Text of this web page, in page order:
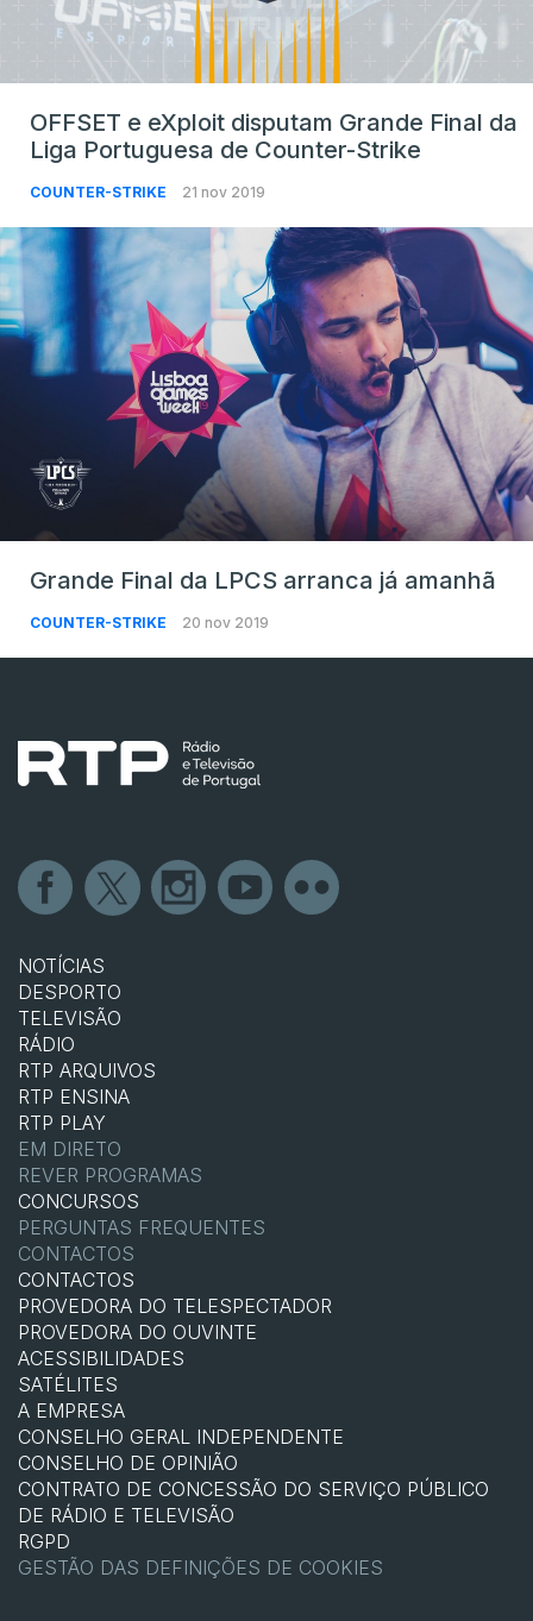
OFFSET e eXploit disputam Grande Final da
Liga Portuguesa de Counter-Strike
COUNTER-STRIKE 21 nov 2019
Grande Final da LPCS arranca já amanhã
COUNTER-STRIKE 20 nov 2019
NOTÍCIAS
DESPORTO
TELEVISÃO
RÁDIO
RTP ARQUIVOS
RTP ENSINA
RTP PLAY
EM DIRETO
REVER PROGRAMAS
CONCURSOS
PERGUNTAS FREQUENTES
CONTACTOS
CONTACTOS
PROVEDORA DO TELESPECTADOR
PROVEDORA DO OUVINTE
ACESSIBILIDADES
SATÉLITES
A EMPRESA
CONSELHO GERAL INDEPENDENTE
CONSELHO DE OPINIÃO
CONTRATO DE CONCESSÃO DO SERVIÇO PÚBLICO
DE RÁDIO E TELEVISÃO
RGPD
GESTÃO DAS DEFINIÇÕES DE COOKIES